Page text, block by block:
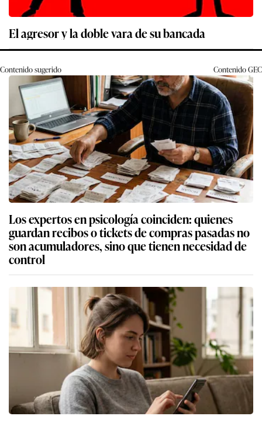
El agresor y la doble vara de su bancada
Contenido sugerido ContenidoGEC
Los expertos en psicología coinciden: quienes
guardan recibos o tickets de compras pasadas no
son acumuladores, sino que tienen necesidad de
control